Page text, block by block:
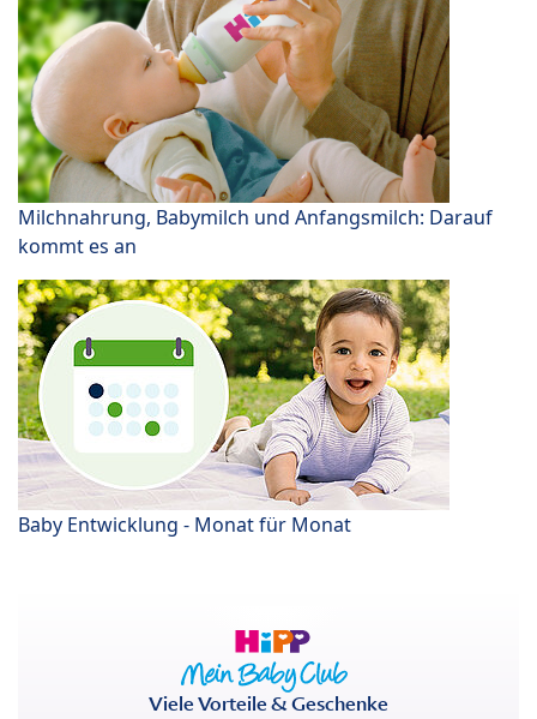
Milchnahrung, Babymilch und Anfangsmilch: Darauf
kommt es an
Baby Entwicklung - Monat für Monat
Viele Vorteile & Geschenke